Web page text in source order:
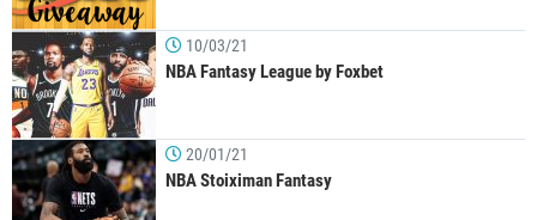
10/03/21
NBA Fantasy League by Foxbet
20/01/21
NBA Stoiximan Fantasy